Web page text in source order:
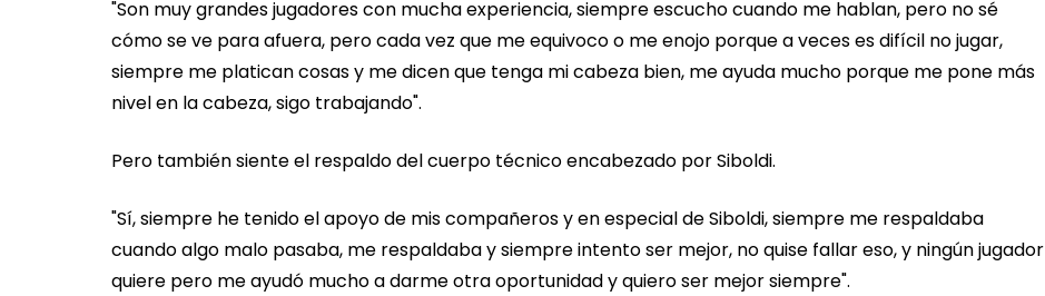
"Son muy grandes jugadores con mucha experiencia, siempre escucho cuando me hablan, pero no sé
cómo se ve para afuera, pero cada vez que me equivoco o me enojo porque a veces es difícil no jugar,
siempre me platican cosas y me dicen que tenga mi cabeza bien, me ayuda mucho porque me pone más
nivel en la cabeza, sigo trabajando".
Pero también siente el respaldo del cuerpo técnico encabezado por Siboldi.
"Sí, siempre he tenido el apoyo de mis compañeros y en especial de Siboldi, siempre me respaldaba
cuando algo malo pasaba, me respaldaba y siempre intento ser mejor, no quise fallar eso, y ningún jugador
quiere pero me ayudó mucho a darme otra oportunidad y quiero ser mejor siempre".